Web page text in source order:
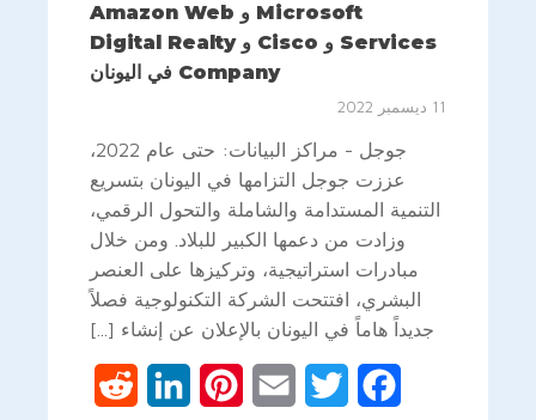
Microsoft و Amazon Web
Services و Cisco و Digital Realty
Company في اليونان
11 ديسمبر 2022
جوجل - مراكز البيانات: حتى عام 2022،
عززت جوجل التزامها في اليونان بتسريع
التنمية المستدامة والشاملة والتحول الرقمي،
وزادت من دعمها الكبير للبلاد. ومن خلال
مبادرات استراتيجية، وتركيزها على العنصر
البشري، افتتحت الشركة التكنولوجية فصلاً
جديداً هاماً في اليونان بالإعلان عن إنشاء [...]
Facebook
Twitter
Email
Pinterest
LinkedIn